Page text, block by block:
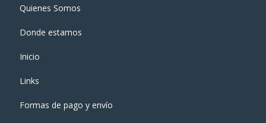
Quienes Somos
Donde estamos
Inicio
Links
Formas de pago y enví­o